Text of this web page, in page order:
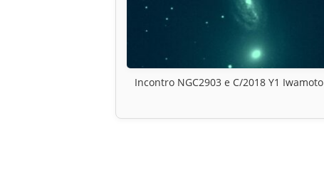
Incontro NGC2903 e C/2018 Y1 Iwamoto